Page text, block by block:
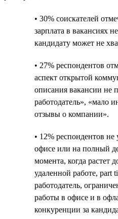
• 30% соискателей
зарплата в вакансиях
кандидату может не
• 27% респондентов
аспект открытой
описания вакансии не
работодатель», «мало
отзывы о компании».
• 12% респондентов не
офисе или на полный
момента, когда растет
удаленной работе, part
работодатель,
работы в офисе и в
конкуренции за